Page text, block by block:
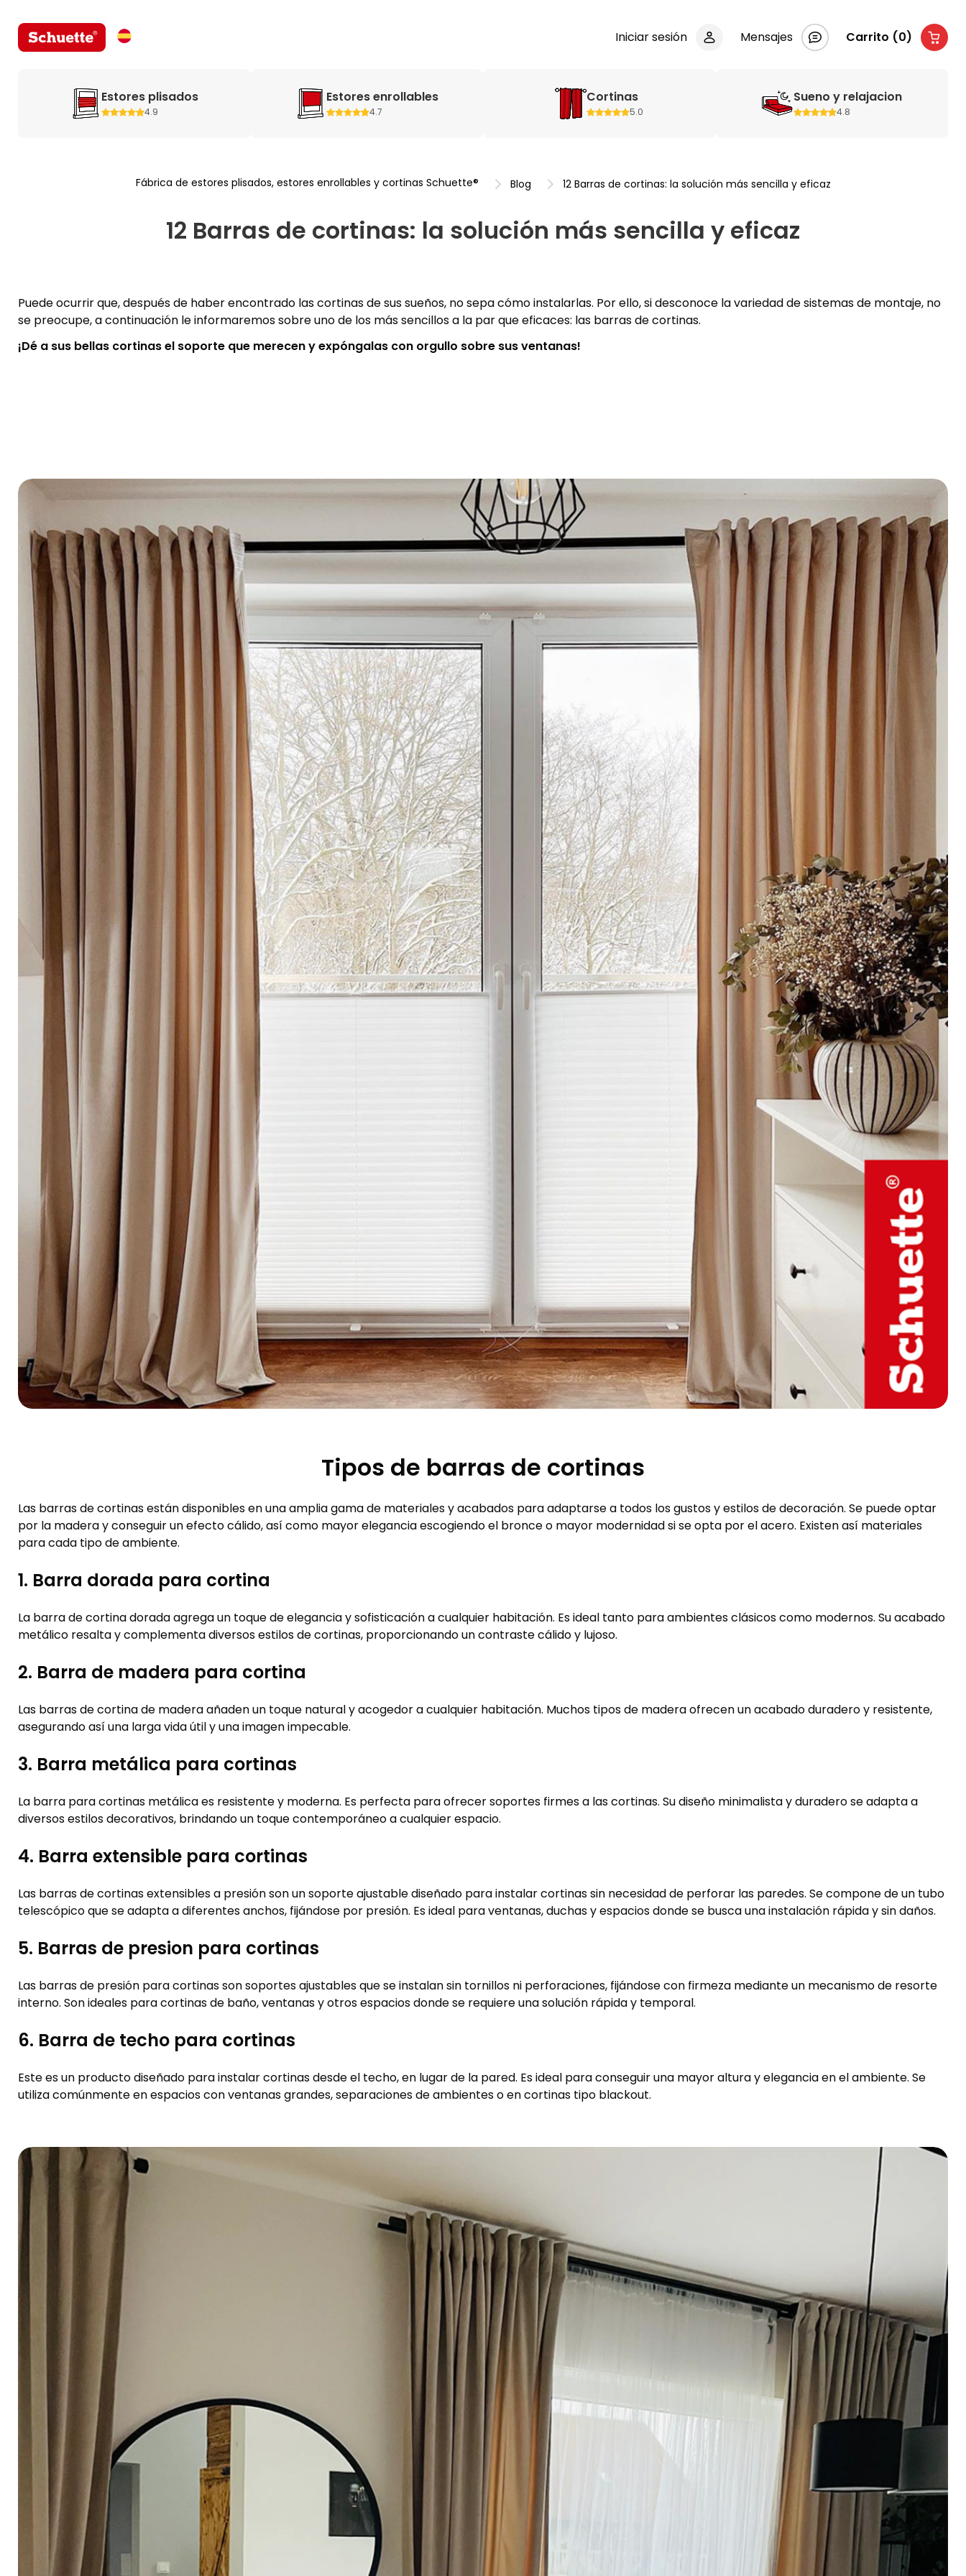
Iniciar sesión Mensajes Carrito (0)
Estores plisados
4.9
Estores enrollables
4.7
Cortinas
5.0
Sueno y relajacion
4.8
Fábrica de estores plisados, estores enrollables y cortinas Schuette® Blog 12 Barras de cortinas: la solución más sencilla y eficaz
12 Barras de cortinas: la solución más sencilla y eficaz
Puede ocurrir que, después de haber encontrado las cortinas de sus sueños, no sepa cómo instalarlas. Por ello, si desconoce la variedad de sistemas de montaje, no
se preocupe, a continuación le informaremos sobre uno de los más sencillos a la par que eficaces: las barras de cortinas.
¡Dé a sus bellas cortinas el soporte que merecen y expóngalas con orgullo sobre sus ventanas!
Tipos de barras de cortinas
Las barras de cortinas están disponibles en una amplia gama de materiales y acabados para adaptarse a todos los gustos y estilos de decoración. Se puede optar
por la madera y conseguir un efecto cálido, así como mayor elegancia escogiendo el bronce o mayor modernidad si se opta por el acero. Existen así materiales
para cada tipo de ambiente.
1. Barra dorada para cortina
La barra de cortina dorada agrega un toque de elegancia y sofisticación a cualquier habitación. Es ideal tanto para ambientes clásicos como modernos. Su acabado
metálico resalta y complementa diversos estilos de cortinas, proporcionando un contraste cálido y lujoso.
2. Barra de madera para cortina
Las barras de cortina de madera añaden un toque natural y acogedor a cualquier habitación. Muchos tipos de madera ofrecen un acabado duradero y resistente,
asegurando así una larga vida útil y una imagen impecable.
3. Barra metálica para cortinas
La barra para cortinas metálica es resistente y moderna. Es perfecta para ofrecer soportes firmes a las cortinas. Su diseño minimalista y duradero se adapta a
diversos estilos decorativos, brindando un toque contemporáneo a cualquier espacio.
4. Barra extensible para cortinas
Las barras de cortinas extensibles a presión son un soporte ajustable diseñado para instalar cortinas sin necesidad de perforar las paredes. Se compone de un tubo
telescópico que se adapta a diferentes anchos, fijándose por presión. Es ideal para ventanas, duchas y espacios donde se busca una instalación rápida y sin daños.
5. Barras de presion para cortinas
Las barras de presión para cortinas son soportes ajustables que se instalan sin tornillos ni perforaciones, fijándose con firmeza mediante un mecanismo de resorte
interno. Son ideales para cortinas de baño, ventanas y otros espacios donde se requiere una solución rápida y temporal.
6. Barra de techo para cortinas
Este es un producto diseñado para instalar cortinas desde el techo, en lugar de la pared. Es ideal para conseguir una mayor altura y elegancia en el ambiente. Se
utiliza comúnmente en espacios con ventanas grandes, separaciones de ambientes o en cortinas tipo blackout.